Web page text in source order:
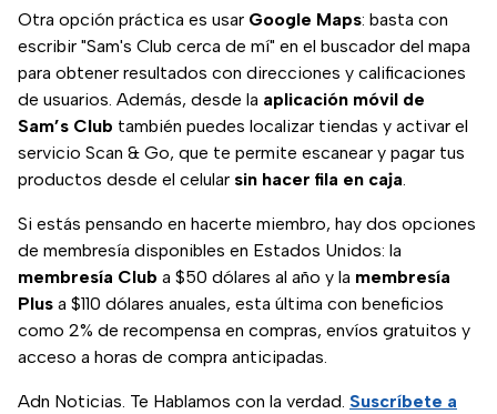
Otra opción práctica es usar Google Maps: basta con
escribir "Sam's Club cerca de mí" en el buscador del mapa
para obtener resultados con direcciones y calificaciones
de usuarios. Además, desde la aplicación móvil de
Sam’s Club también puedes localizar tiendas y activar el
servicio Scan & Go, que te permite escanear y pagar tus
productos desde el celular sin hacer fila en caja.
Si estás pensando en hacerte miembro, hay dos opciones
de membresía disponibles en Estados Unidos: la
membresía Club a $50 dólares al año y la membresía
Plus a $110 dólares anuales, esta última con beneficios
como 2% de recompensa en compras, envíos gratuitos y
acceso a horas de compra anticipadas.
Adn Noticias. Te Hablamos con la verdad. Suscríbete a